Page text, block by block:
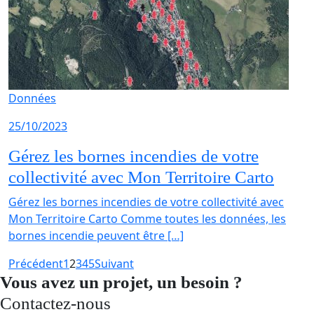
Données
25/10/2023
Gérez les bornes incendies de votre
collectivité avec Mon Territoire Carto
Gérez les bornes incendies de votre collectivité avec
Mon Territoire Carto Comme toutes les données, les
bornes incendie peuvent être […]
Précédent12345Suivant
Vous avez un projet, un besoin ?
Contactez-nous